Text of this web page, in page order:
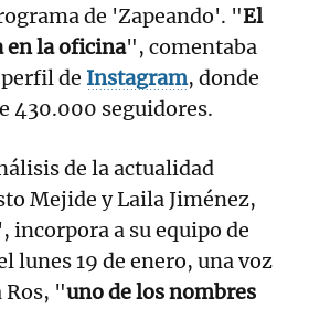
de 'Zapeando'. "El
en la oficina", comentaba
de Instagram, donde
430.000 seguidores.
de la actualidad
Mejide y Laila Jiménez,
incorpora a su equipo de
lunes 19 de enero, una voz
Ros, "uno de los nombres